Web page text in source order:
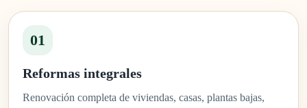
01
Reformas integrales
Renovación completa de viviendas, casas, plantas bajas,